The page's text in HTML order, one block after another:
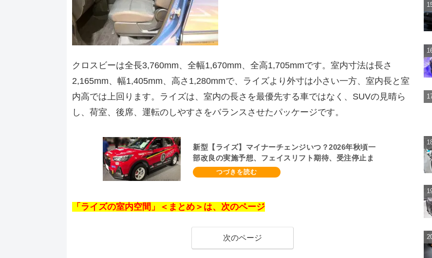
クロスビーは全長3,760mm、全幅1,670mm、全高1,705mmです。室内寸法は長さ
2,165mm、幅1,405mm、高さ1,280mmで、ライズより外寸は小さい一方、室内長と室
内高では上回ります。ライズは、室内の長さを最優先する車ではなく、SUVの見晴ら
し、荷室、後席、運転のしやすさをバランスさせたパッケージです。
新型【ライズ】マイナーチェンジいつ？2026年秋頃一
部改良の実施予想、フェイスリフト期待、受注停止ま
だ？納期2～3ヵ月に短縮【ダイハツ最新情報】前回改
良は2024年11月5日、価格180.07～244.2万円、値上げ
だ、フルモデルチェンジはトヨタが介入か
「ライズの室内空間」＜まとめ＞は、次のページ
次のページ